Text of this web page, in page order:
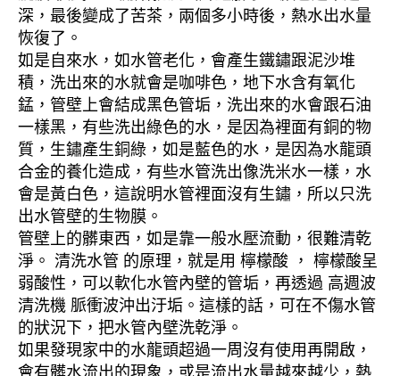
深，最後變成了苦茶，兩個多小時後，熱水出水量
恢復了。
如是自來水，如水管老化，會產生鐵鏽跟泥沙堆
積，洗出來的水就會是咖啡色，地下水含有氧化
錳，管壁上會結成黑色管垢，洗出來的水會跟石油
一樣黑，有些洗出綠色的水，是因為裡面有銅的物
質，生鏽產生銅綠，如是藍色的水，是因為水龍頭
合金的養化造成，有些水管洗出像洗米水一樣，水
會是黃白色，這說明水管裡面沒有生鏽，所以只洗
出水管壁的生物膜。
管壁上的髒東西，如是靠一般水壓流動，很難清乾
淨。 清洗水管 的原理，就是用 檸檬酸 ， 檸檬酸呈
弱酸性，可以軟化水管內壁的管垢，再透過 高週波
清洗機 脈衝波沖出汙垢。這樣的話，可在不傷水管
的狀況下，把水管內壁洗乾淨。
如果發現家中的水龍頭超過一周沒有使用再開啟，